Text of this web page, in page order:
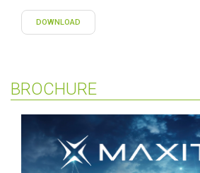
DOWNLOAD
BROCHURE